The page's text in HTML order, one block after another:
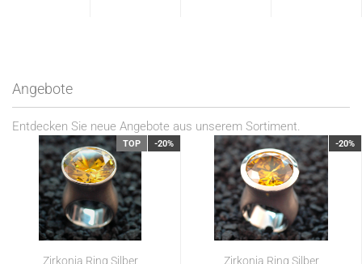
Angebote
Entdecken Sie neue Angebote aus unserem Sortiment.
TOP -20%
Zirkonia Ring Silber
-20%
Zirkonia Ring Silber